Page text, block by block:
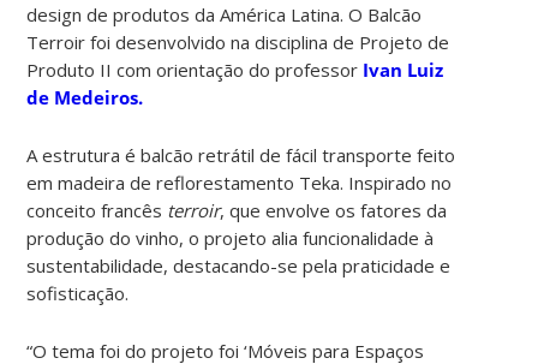
design de produtos da América Latina. O Balcão
Terroir foi desenvolvido na disciplina de Projeto de
Produto II com orientação do professor Ivan Luiz
de Medeiros.
A estrutura é balcão retrátil de fácil transporte feito
em madeira de reflorestamento Teka. Inspirado no
conceito francês terroir, que envolve os fatores da
produção do vinho, o projeto alia funcionalidade à
sustentabilidade, destacando-se pela praticidade e
sofisticação.
“O tema foi do projeto foi ‘Móveis para Espaços